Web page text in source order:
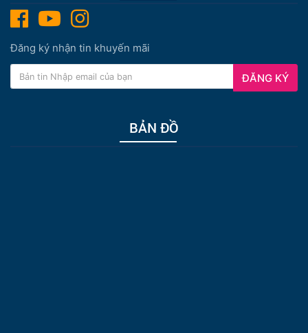
Đăng ký nhận tin khuyến mãi
ĐĂNG KÝ
BẢN ĐỒ